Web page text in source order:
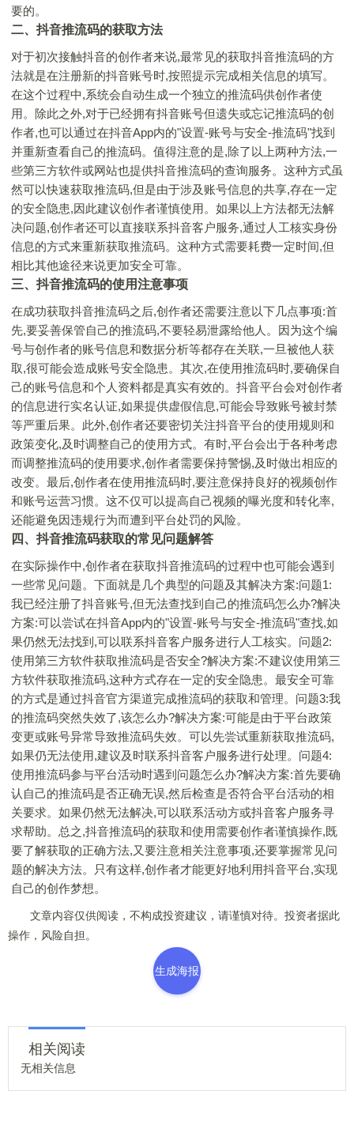
要的。
二、抖音推流码的获取方法
对于初次接触抖音的创作者来说,最常见的获取抖音推流码的方
法就是在注册新的抖音账号时,按照提示完成相关信息的填写。
在这个过程中,系统会自动生成一个独立的推流码供创作者使
用。除此之外,对于已经拥有抖音账号但遗失或忘记推流码的创
作者,也可以通过在抖音App内的"设置-账号与安全-推流码"找到
并重新查看自己的推流码。值得注意的是,除了以上两种方法,一
些第三方软件或网站也提供抖音推流码的查询服务。这种方式虽
然可以快速获取推流码,但是由于涉及账号信息的共享,存在一定
的安全隐患,因此建议创作者谨慎使用。如果以上方法都无法解
决问题,创作者还可以直接联系抖音客户服务,通过人工核实身份
信息的方式来重新获取推流码。这种方式需要耗费一定时间,但
相比其他途径来说更加安全可靠。
三、抖音推流码的使用注意事项
在成功获取抖音推流码之后,创作者还需要注意以下几点事项:首
先,要妥善保管自己的推流码,不要轻易泄露给他人。因为这个编
号与创作者的账号信息和数据分析等都存在关联,一旦被他人获
取,很可能会造成账号安全隐患。其次,在使用推流码时,要确保自
己的账号信息和个人资料都是真实有效的。抖音平台会对创作者
的信息进行实名认证,如果提供虚假信息,可能会导致账号被封禁
等严重后果。此外,创作者还要密切关注抖音平台的使用规则和
政策变化,及时调整自己的使用方式。有时,平台会出于各种考虑
而调整推流码的使用要求,创作者需要保持警惕,及时做出相应的
改变。最后,创作者在使用推流码时,要注意保持良好的视频创作
和账号运营习惯。这不仅可以提高自己视频的曝光度和转化率,
还能避免因违规行为而遭到平台处罚的风险。
四、抖音推流码获取的常见问题解答
在实际操作中,创作者在获取抖音推流码的过程中也可能会遇到
一些常见问题。下面就是几个典型的问题及其解决方案:问题1:
我已经注册了抖音账号,但无法查找到自己的推流码怎么办?解决
方案:可以尝试在抖音App内的"设置-账号与安全-推流码"查找,如
果仍然无法找到,可以联系抖音客户服务进行人工核实。问题2:
使用第三方软件获取推流码是否安全?解决方案:不建议使用第三
方软件获取推流码,这种方式存在一定的安全隐患。最安全可靠
的方式是通过抖音官方渠道完成推流码的获取和管理。问题3:我
的推流码突然失效了,该怎么办?解决方案:可能是由于平台政策
变更或账号异常导致推流码失效。可以先尝试重新获取推流码,
如果仍无法使用,建议及时联系抖音客户服务进行处理。问题4:
使用推流码参与平台活动时遇到问题怎么办?解决方案:首先要确
认自己的推流码是否正确无误,然后检查是否符合平台活动的相
关要求。如果仍然无法解决,可以联系活动方或抖音客户服务寻
求帮助。总之,抖音推流码的获取和使用需要创作者谨慎操作,既
要了解获取的正确方法,又要注意相关注意事项,还要掌握常见问
题的解决方法。只有这样,创作者才能更好地利用抖音平台,实现
自己的创作梦想。
文章内容仅供阅读，不构成投资建议，请谨慎对待。投资者据此
操作，风险自担。
生成海报
相关阅读
无相关信息